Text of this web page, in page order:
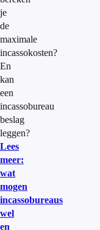
je
de
maximale
incassokosten?
En
kan
een
incassobureau
beslag
leggen?
Lees
meer:
wat
mogen
incassobureaus
wel
en